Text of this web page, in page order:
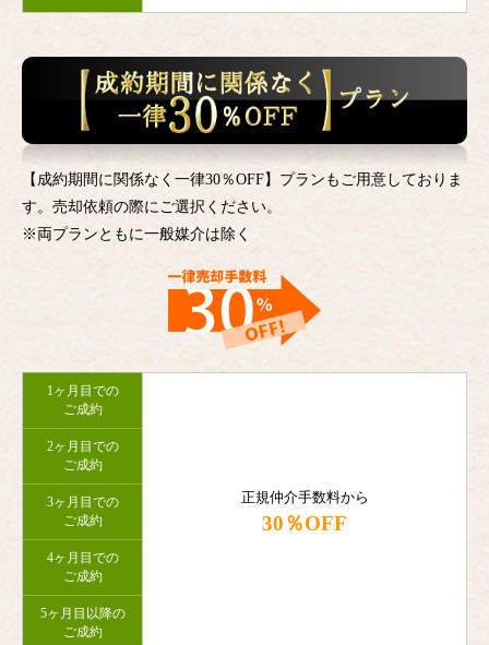
【成約期間に関係なく一律30％OFF】プランもご用意しておりま
す。売却依頼の際にご選択ください。
※両プランともに一般媒介は除く
1ヶ月目での
ご成約
正規仲介手数料から
30％OFF
2ヶ月目での
ご成約
3ヶ月目での
ご成約
4ヶ月目での
ご成約
5ヶ月目以降の
ご成約